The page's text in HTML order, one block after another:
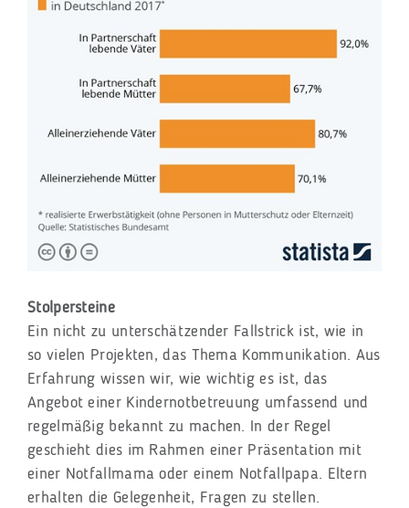
Stolpersteine
Ein nicht zu unterschätzender Fallstrick ist, wie in
so vielen Projekten, das Thema Kommunikation. Aus
Erfahrung wissen wir, wie wichtig es ist, das
Angebot einer Kindernotbetreuung umfassend und
regelmäßig bekannt zu machen. In der Regel
geschieht dies im Rahmen einer Präsentation mit
einer Notfallmama oder einem Notfallpapa. Eltern
erhalten die Gelegenheit, Fragen zu stellen.